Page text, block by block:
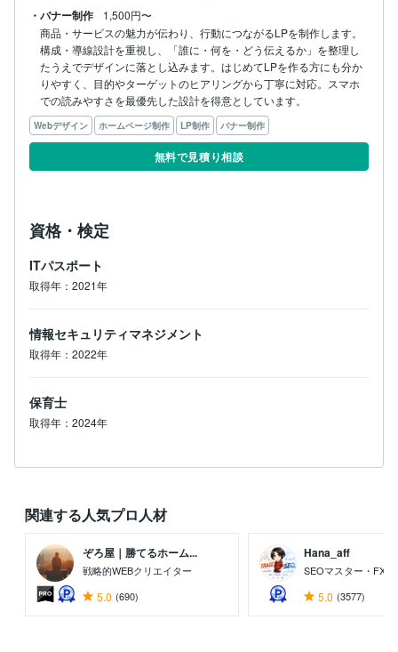
・バナー制作
1,500円〜
商品・サービスの魅力が伝わり、行動につながるLPを制作します。
構成・導線設計を重視し、「誰に・何を・どう伝えるか」を整理し
たうえでデザインに落とし込みます。はじめてLPを作る方にも分か
りやすく、目的やターゲットのヒアリングから丁寧に対応。スマホ
での読みやすさを最優先した設計を得意としています。
Webデザイン ホームページ制作 LP制作 バナー制作
無料で見積り相談
資格・検定
ITパスポート
取得年：2021年
情報セキュリティマネジメント
取得年：2022年
保育士
取得年：2024年
関連する人気プロ人材
ぞろ屋｜勝てるホーム...
戦略的WEBクリエイター
5.0 (690)
Hana_aff
SEOマスター・FX
5.0 (3577)